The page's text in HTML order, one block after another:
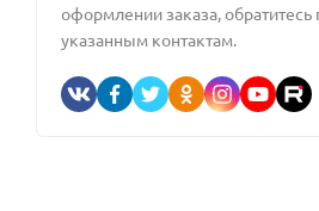
оформлении заказа, обратитесь
указанным контактам.